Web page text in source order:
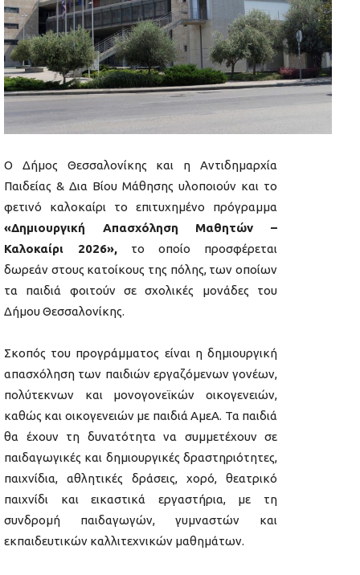
Ο Δήμος Θεσσαλονίκης και η Αντιδημαρχία
Παιδείας & Δια Βίου Μάθησης υλοποιούν και το
φετινό καλοκαίρι το επιτυχημένο πρόγραμμα
«Δημιουργική Απασχόληση Μαθητών –
Καλοκαίρι 2026», το οποίο προσφέρεται
δωρεάν στους κατοίκους της πόλης, των οποίων
τα παιδιά φοιτούν σε σχολικές μονάδες του
Δήμου Θεσσαλονίκης.
Σκοπός του προγράμματος είναι η δημιουργική
απασχόληση των παιδιών εργαζόμενων γονέων,
πολύτεκνων και μονογονεϊκών οικογενειών,
καθώς και οικογενειών με παιδιά ΑμεΑ. Τα παιδιά
θα έχουν τη δυνατότητα να συμμετέχουν σε
παιδαγωγικές και δημιουργικές δραστηριότητες,
παιχνίδια, αθλητικές δράσεις, χορό, θεατρικό
παιχνίδι και εικαστικά εργαστήρια, με τη
συνδρομή παιδαγωγών, γυμναστών και
εκπαιδευτικών καλλιτεχνικών μαθημάτων.